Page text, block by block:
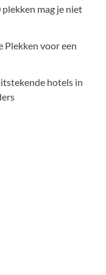
mag je niet
Plekken voor een
hotels in